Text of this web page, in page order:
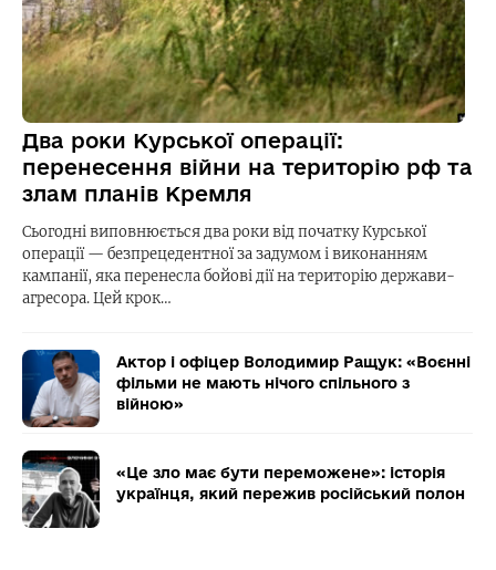
Два роки Курської операції:
перенесення війни на територію рф та
злам планів Кремля
Сьогодні виповнюється два роки від початку Курської
операції — безпрецедентної за задумом і виконанням
кампанії, яка перенесла бойові дії на територію держави-
агресора. Цей крок…
Актор і офіцер Володимир Ращук: «Воєнні
фільми не мають нічого спільного з
війною»
«Це зло має бути переможене»: історія
українця, який пережив російський полон